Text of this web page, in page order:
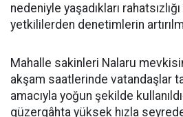
nedeniyle yaşadıkları
yetkililerden denetimlerin
Mahalle sakinleri Nalaru
akşam saatlerinde vatandaşlar
amacıyla yoğun şekilde
güzergâhta yüksek hızla